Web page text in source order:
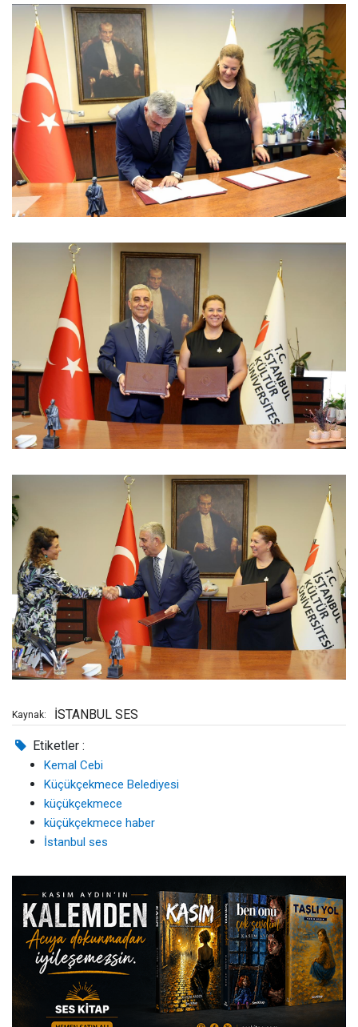
Kaynak: İSTANBUL SES
Etiketler :
Kemal Cebi
Küçükçekmece Belediyesi
küçükçekmece
küçükçekmece haber
İstanbul ses